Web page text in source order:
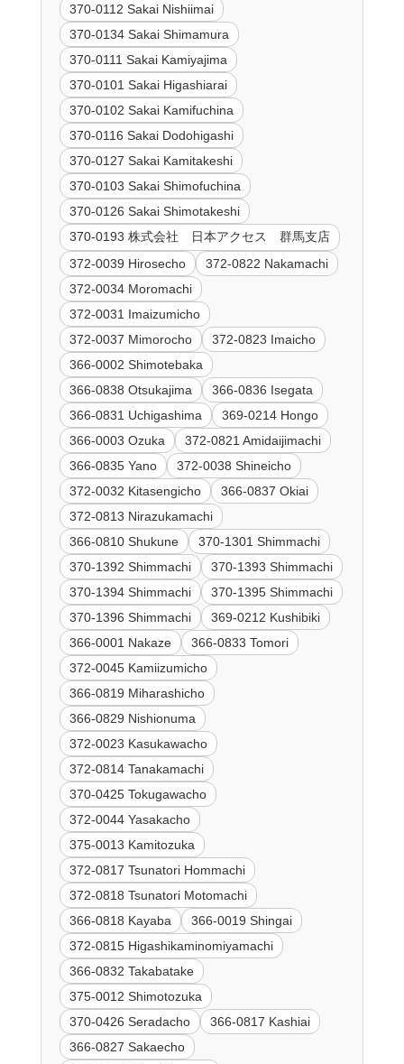
370-0112 Sakai Nishiimai
370-0134 Sakai Shimamura
370-0111 Sakai Kamiyajima
370-0101 Sakai Higashiarai
370-0102 Sakai Kamifuchina
370-0116 Sakai Dodohigashi
370-0127 Sakai Kamitakeshi
370-0103 Sakai Shimofuchina
370-0126 Sakai Shimotakeshi
370-0193 株式会社 日本アクセス 群馬支店
372-0039 Hirosecho
372-0822 Nakamachi
372-0034 Moromachi
372-0031 Imaizumicho
372-0037 Mimorocho
372-0823 Imaicho
366-0002 Shimotebaka
366-0838 Otsukajima
366-0836 Isegata
366-0831 Uchigashima
369-0214 Hongo
366-0003 Ozuka
372-0821 Amidaijimachi
366-0835 Yano
372-0038 Shineicho
372-0032 Kitasengicho
366-0837 Okiai
372-0813 Nirazukamachi
366-0810 Shukune
370-1301 Shimmachi
370-1392 Shimmachi
370-1393 Shimmachi
370-1394 Shimmachi
370-1395 Shimmachi
370-1396 Shimmachi
369-0212 Kushibiki
366-0001 Nakaze
366-0833 Tomori
372-0045 Kamiizumicho
366-0819 Miharashicho
366-0829 Nishionuma
372-0023 Kasukawacho
372-0814 Tanakamachi
370-0425 Tokugawacho
372-0044 Yasakacho
375-0013 Kamitozuka
372-0817 Tsunatori Hommachi
372-0818 Tsunatori Motomachi
366-0818 Kayaba
366-0019 Shingai
372-0815 Higashikaminomiyamachi
366-0832 Takabatake
375-0012 Shimotozuka
370-0426 Seradacho
366-0817 Kashiai
366-0827 Sakaecho